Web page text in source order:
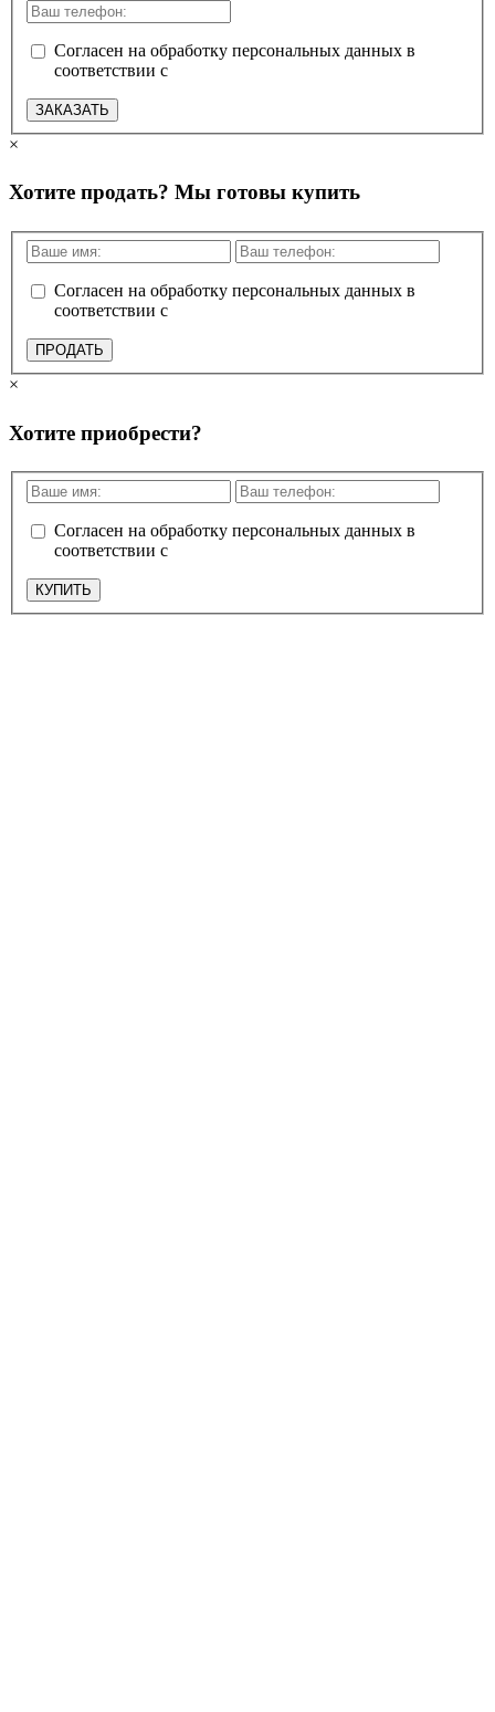
Согласен на обработку персональных данных в
соответствии с
ЗАКАЗАТЬ
×
Хотите продать? Мы готовы купить
Согласен на обработку персональных данных в
соответствии с
ПРОДАТЬ
×
Хотите приобрести?
Согласен на обработку персональных данных в
соответствии с
КУПИТЬ